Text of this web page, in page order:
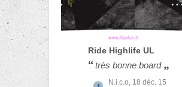
Ride Highlife UL
très bonne board
N.i.c.o, 18 déc. 15